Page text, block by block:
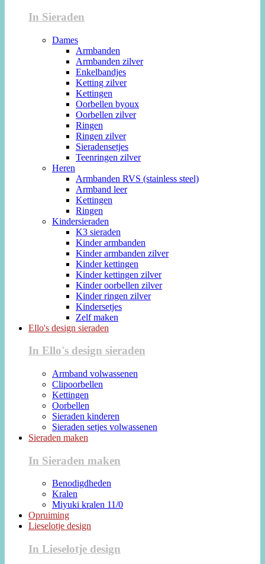
In Sieraden
Dames
Armbanden
Armbanden zilver
Enkelbandjes
Ketting zilver
Kettingen
Oorbellen byoux
Oorbellen zilver
Ringen
Ringen zilver
Sieradensetjes
Teenringen zilver
Heren
Armbanden RVS (stainless steel)
Armband leer
Kettingen
Ringen
Kindersieraden
K3 sieraden
Kinder armbanden
Kinder armbanden zilver
Kinder kettingen
Kinder kettingen zilver
Kinder oorbellen zilver
Kinder ringen zilver
Kindersetjes
Zelf maken
Ello's design sieraden
In Ello's design sieraden
Armband volwassenen
Clipoorbellen
Kettingen
Oorbellen
Sieraden kinderen
Sieraden setjes volwassenen
Sieraden maken
In Sieraden maken
Benodigdheden
Kralen
Miyuki kralen 11/0
Opruiming
Lieselotje design
In Lieselotje design